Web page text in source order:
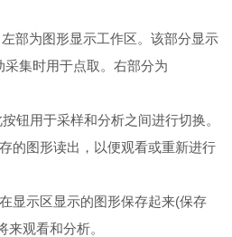
部为图形显示工作区。该部分显示
集时用于点取。右部分为
钮用于采样和分析之间进行切换。
的图形读出，以便观看或重新进行
显示区显示的图形保存起来(保存
来观看和分析。